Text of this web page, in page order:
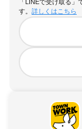
「LINEで受け取る
す。 詳しくはこちら